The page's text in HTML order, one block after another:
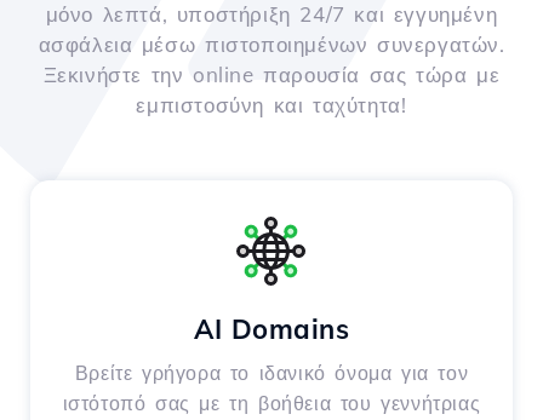
μόνο λεπτά, υποστήριξη 24/7 και εγγυημένη
ασφάλεια μέσω πιστοποιημένων συνεργατών.
Ξεκινήστε την online παρουσία σας τώρα με
εμπιστοσύνη και ταχύτητα!
AI Domains
Βρείτε γρήγορα το ιδανικό όνομα για τον
ιστότοπό σας με τη βοήθεια του γεννήτριας